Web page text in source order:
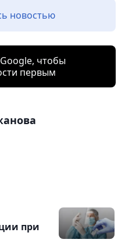
новостью
чтобы
первым
при